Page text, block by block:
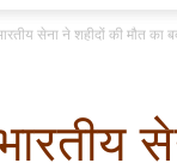
सेना ने शहीदों की मौत का